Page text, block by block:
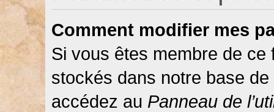
Comment modifier mes
Si vous êtes membre de
stockés dans notre base
accédez au Panneau de